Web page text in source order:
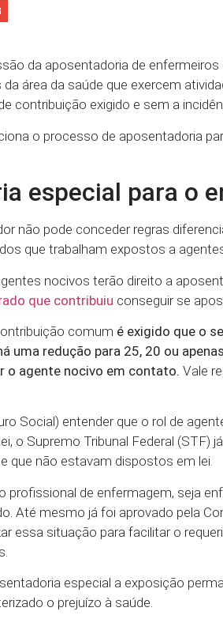
da aposentadoria de
área da saúde que exercem
contribuição exigido e sem a
o processo de aposentadoria
especial para o
não pode conceder regras
que trabalham expostos a
nocivos terão direito a
que contribuiu conseguir se
comum é exigido que o
uma redução para 25, 20 ou
o agente nocivo em contato. Vale
Social) entender que o rol de
o Supremo Tribunal Federal (STF)
que não estavam dispostos em lei.
profissional de enfermagem, seja
Até mesmo já foi aprovado pela
essa situação para facilitar o
especial a exposição
o prejuízo à saúde.